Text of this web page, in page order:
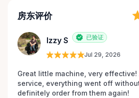
房东评价
Izzy S 已验证
Jul 29, 2026
Great little machine, very effective!
service, everything went off
definitely order from them again!